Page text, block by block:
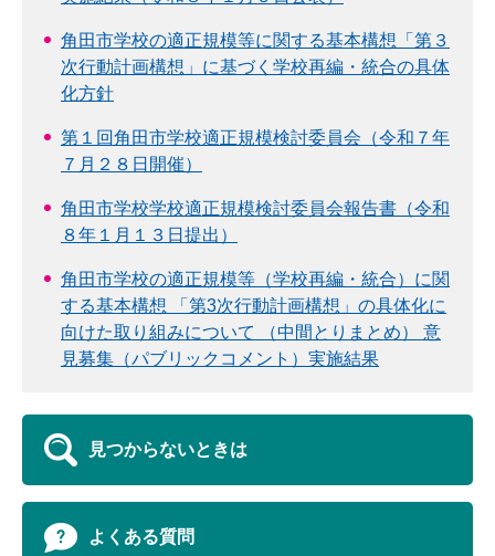
角田市学校の適正規模等に関する基本構想「第３
次行動計画構想」に基づく学校再編・統合の具体
化方針
第１回角田市学校適正規模検討委員会（令和７年
７月２８日開催）
角田市学校学校適正規模検討委員会報告書（令和
８年１月１３日提出）
角田市学校の適正規模等（学校再編・統合）に関
する基本構想 「第3次行動計画構想」の具体化に
向けた取り組みについて （中間とりまとめ） 意
見募集（パブリックコメント）実施結果
見つからないときは
よくある質問